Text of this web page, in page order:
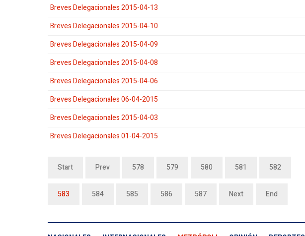
Breves Delegacionales 2015-04-13
Breves Delegacionales 2015-04-10
Breves Delegacionales 2015-04-09
Breves Delegacionales 2015-04-08
Breves Delegacionales 2015-04-06
Breves Delegacionales 06-04-2015
Breves Delegacionales 2015-04-03
Breves Delegacionales 01-04-2015
Start Prev 578 579 580 581 582
583 584 585 586 587 Next End